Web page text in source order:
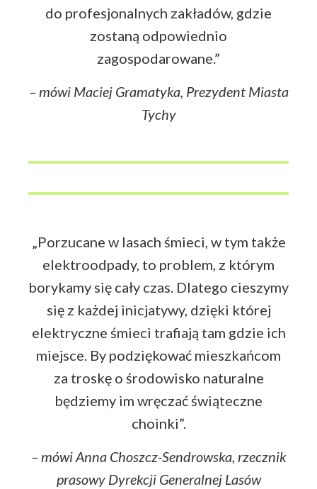
do profesjonalnych zakładów, gdzie
zostaną odpowiednio
zagospodarowane.”
– mówi Maciej Gramatyka, Prezydent Miasta
Tychy
„Porzucane w lasach śmieci, w tym także
elektroodpady, to problem, z którym
borykamy się cały czas. Dlatego cieszymy
się z każdej inicjatywy, dzięki której
elektryczne śmieci trafiają tam gdzie ich
miejsce. By podziękować mieszkańcom
za troskę o środowisko naturalne
będziemy im wręczać świąteczne
choinki”.
– mówi Anna Choszcz-Sendrowska, rzecznik
prasowy Dyrekcji Generalnej Lasów